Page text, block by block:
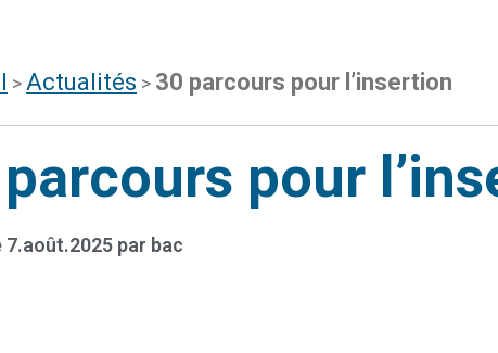
>Actualités > 30 parcours pour l’insertion
pour
7.août.2025 par bac